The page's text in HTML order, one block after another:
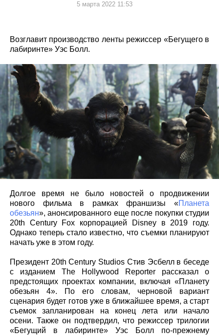
5 марта 2022 11:53
Возглавит производство ленты режиссер «Бегущего в
лабиринте» Уэс Болл.
Долгое время не было новостей о продвижении
нового фильма в рамках франшизы «Планета
обезьян», анонсированного еще после покупки студии
20th Century Fox корпорацией Disney в 2019 году.
Однако теперь стало известно, что съемки планируют
начать уже в этом году.
Президент 20th Century Studios Стив Эсбелл в беседе
с изданием The Hollywood Reporter рассказал о
предстоящих проектах компании, включая «Планету
обезьян 4». По его словам, черновой вариант
сценария будет готов уже в ближайшее время, а старт
съемок запланирован на конец лета или начало
осени. Также он подтвердил, что режиссер трилогии
«Бегущий в лабиринте» Уэс Болл по-прежнему